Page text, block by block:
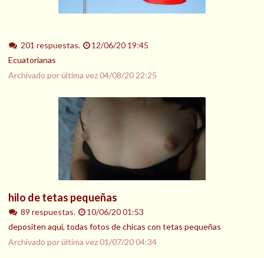
201 respuestas.
12/06/20 19:45
Ecuatorianas
Archivado por última vez04/08/20 22:25
hilo de tetas pequeñas
89 respuestas.
10/06/20 01:53
depositen aqui, todas fotos de chicas con tetas pequeñas
Archivado por última vez01/07/20 04:34